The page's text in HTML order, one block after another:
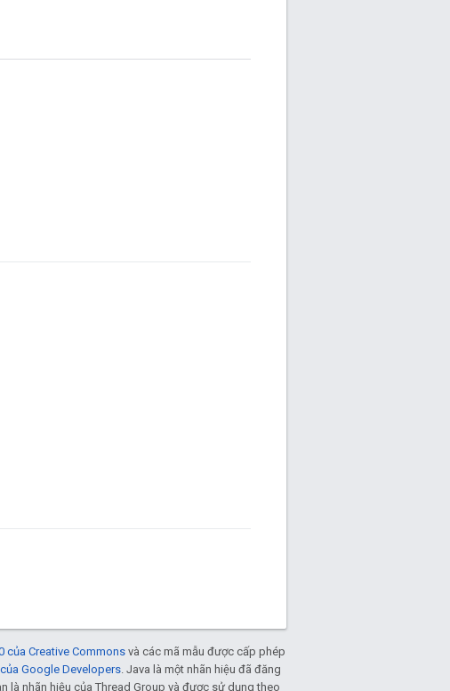
của Creative Commonsvà các mã mẫu được cấp phép
Google Developers. Java là một nhãn hiệu đã đăng
là nhãn hiệu của Thread Group và được sử dụng theo